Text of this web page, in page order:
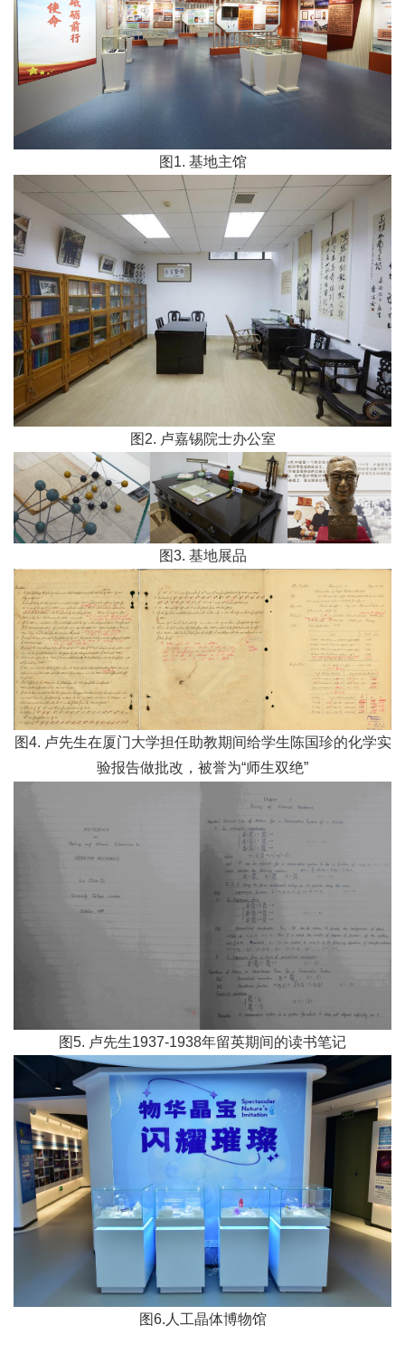
图1. 基地主馆
图2. 卢嘉锡院士办公室
图3. 基地展品
图4. 卢先生在厦门大学担任助教期间给学生陈国珍的化学实
验报告做批改，被誉为“师生双绝”
图5. 卢先生1937-1938年留英期间的读书笔记
图6.人工晶体博物馆